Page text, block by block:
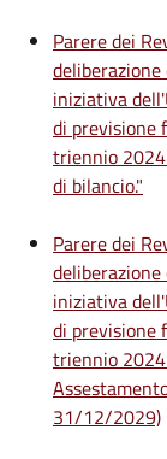
Parere dei
deliberazione
iniziativa
di previsione
triennio
di bilancio."
Parere dei
deliberazione
iniziativa
di previsione
triennio
31/12/2029)